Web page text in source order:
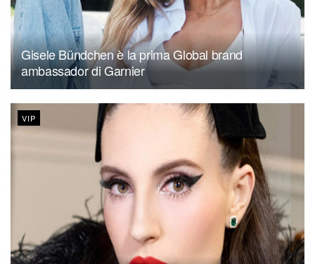
Gisele Bündchen è la prima Global brand
ambassador di Garnier
VIP